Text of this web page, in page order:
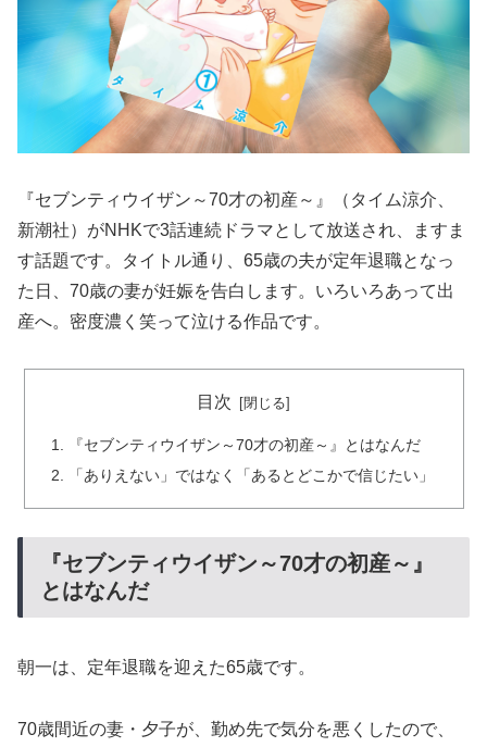
『セブンティウイザン～70才の初産～』（タイム涼介、
新潮社）がNHKで3話連続ドラマとして放送され、ますま
す話題です。タイトル通り、65歳の夫が定年退職となっ
た日、70歳の妻が妊娠を告白します。いろいろあって出
産へ。密度濃く笑って泣ける作品です。
目次
『セブンティウイザン～70才の初産～』とはなんだ
「ありえない」ではなく「あるとどこかで信じたい」
『セブンティウイザン～70才の初産～』
とはなんだ
朝一は、定年退職を迎えた65歳です。
70歳間近の妻・夕子が、勤め先で気分を悪くしたので、